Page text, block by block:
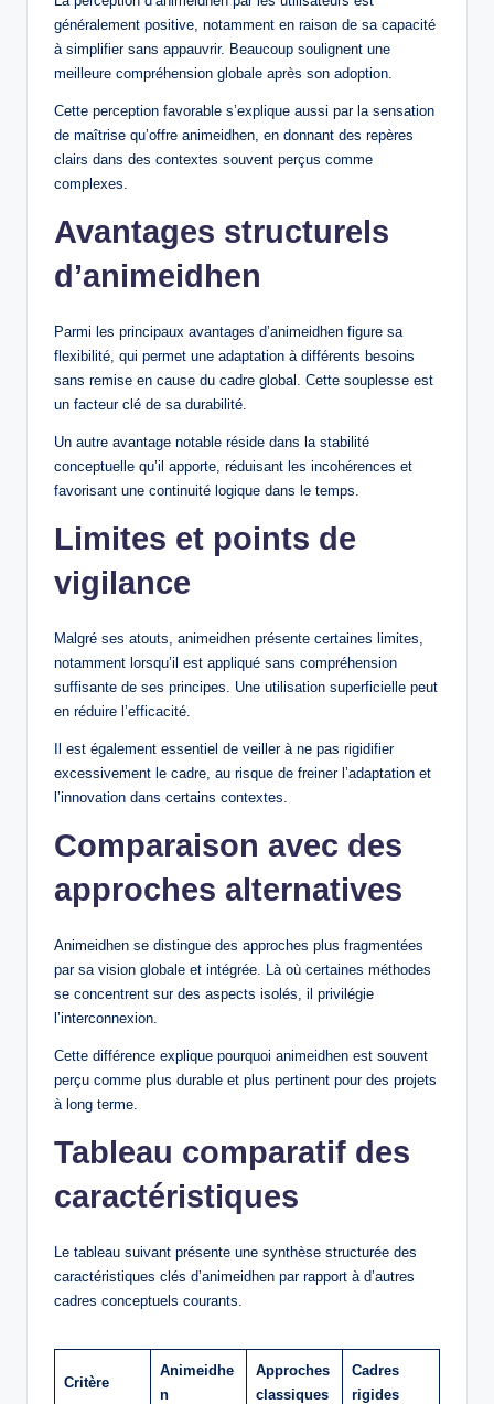
généralement positive, notamment en raison de sa capacité
à simplifier sans appauvrir. Beaucoup soulignent une
meilleure compréhension globale après son adoption.
Cette perception favorable s’explique aussi par la sensation
de maîtrise qu’offre animeidhen, en donnant des repères
clairs dans des contextes souvent perçus comme
complexes.
Avantages structurels
d’animeidhen
Parmi les principaux avantages d’animeidhen figure sa
flexibilité, qui permet une adaptation à différents besoins
sans remise en cause du cadre global. Cette souplesse est
un facteur clé de sa durabilité.
Un autre avantage notable réside dans la stabilité
conceptuelle qu’il apporte, réduisant les incohérences et
favorisant une continuité logique dans le temps.
Limites et points de
vigilance
Malgré ses atouts, animeidhen présente certaines limites,
notamment lorsqu’il est appliqué sans compréhension
suffisante de ses principes. Une utilisation superficielle peut
en réduire l’efficacité.
Il est également essentiel de veiller à ne pas rigidifier
excessivement le cadre, au risque de freiner l’adaptation et
l’innovation dans certains contextes.
Comparaison avec des
approches alternatives
Animeidhen se distingue des approches plus fragmentées
par sa vision globale et intégrée. Là où certaines méthodes
se concentrent sur des aspects isolés, il privilégie
l’interconnexion.
Cette différence explique pourquoi animeidhen est souvent
perçu comme plus durable et plus pertinent pour des projets
à long terme.
Tableau comparatif des
caractéristiques
Le tableau suivant présente une synthèse structurée des
caractéristiques clés d’animeidhen par rapport à d’autres
cadres conceptuels courants.
Critère
Animeidhe
n
Approches
classiques
Cadres
rigides